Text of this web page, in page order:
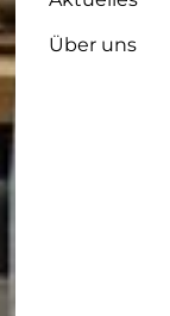
Über uns